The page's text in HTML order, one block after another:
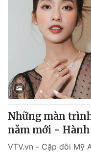
Giải sao mai
Làm đẹp
Chất lượng cuộc sống
Tuyển sinh
Học trực tuyến
Công nghệ
Hitech Công nghệ
Sản phẩm
Thị trường
Tư vấn
Giao lưu trực tuyến
Lịch phát sóng
Chuyên mục khác
Emagazine
Những màn
năm mới -
VTV.vn - Cặp đôi Mỹ